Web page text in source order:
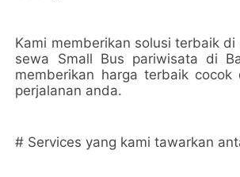
Kami memberikan solusi terbaik di
sewa Small Bus pariwisata di
memberikan harga terbaik cocok
perjalanan anda.
# Services yang kami tawarkan